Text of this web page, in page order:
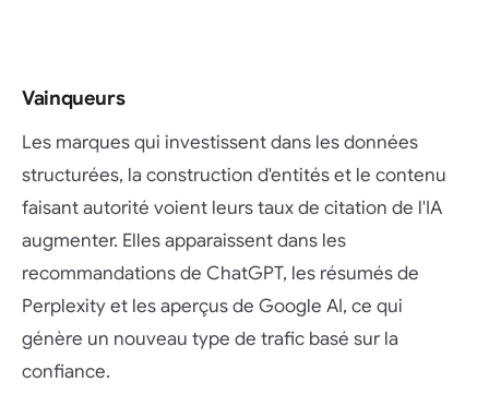
Vainqueurs
Les marques qui investissent dans les données
structurées, la construction d'entités et le contenu
faisant autorité voient leurs taux de citation de l'IA
augmenter. Elles apparaissent dans les
recommandations de ChatGPT, les résumés de
Perplexity et les aperçus de Google AI, ce qui
génère un nouveau type de trafic basé sur la
confiance.